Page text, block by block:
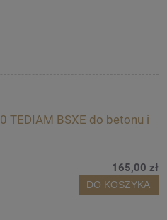
TEDIAM BSXE do betonu i
165,00 zł
DO KOSZYKA